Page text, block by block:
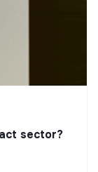
sector?